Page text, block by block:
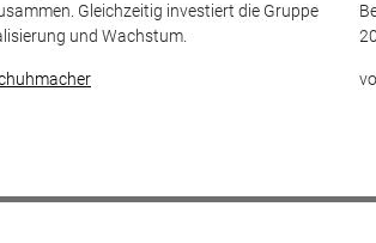
Gleichzeitig investiert die Gruppe
und Wachstum.